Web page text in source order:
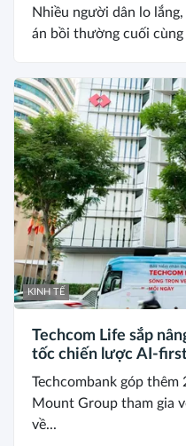
Nhiều người dân lo
án bồi thường cuối
KINH TẾ
Techcom Life sắp
tốc chiến lược AI-
Techcombank góp
Mount Group tham gia
về...